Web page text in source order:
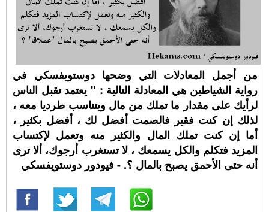
من أجمل المعادلات التي وضحها دوستويفسكي في
رواية الشياطين هي المعادلة التالية : " يعتمد تقبل الناس
لرأيك على مقدار ما تملك من مال ويتناسب طرديا معه ،
لذلك إن كنت فقير فالصمت أفضل لك ، أفضل بكثير ،
أما إن كنت تملك المال والكثير منه وتعمل لإكتساب
المزيد فتكلم والكل يسمعك ، لا تستغرب أرجوك، ألا ترى
أنه حتى الأحمق يصبح بالمال ؟. - فيودور دوستويفسكي